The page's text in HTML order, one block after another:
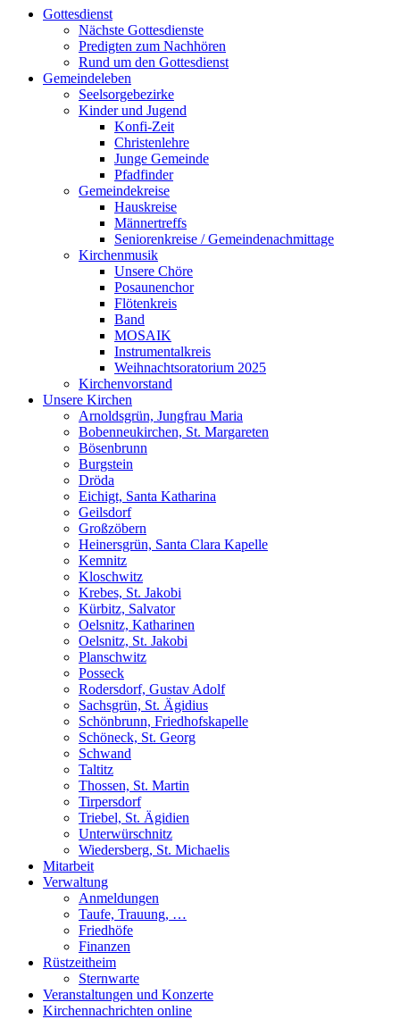
Gottesdienst
Nächste Gottesdienste
Predigten zum Nachhören
Rund um den Gottesdienst
Gemeindeleben
Seelsorgebezirke
Kinder und Jugend
Konfi-Zeit
Christenlehre
Junge Gemeinde
Pfadfinder
Gemeindekreise
Hauskreise
Männertreffs
Seniorenkreise / Gemeindenachmittage
Kirchenmusik
Unsere Chöre
Posaunenchor
Flötenkreis
Band
MOSAIK
Instrumentalkreis
Weihnachtsoratorium 2025
Kirchenvorstand
Unsere Kirchen
Arnoldsgrün, Jungfrau Maria
Bobenneukirchen, St. Margareten
Bösenbrunn
Burgstein
Dröda
Eichigt, Santa Katharina
Geilsdorf
Großzöbern
Heinersgrün, Santa Clara Kapelle
Kemnitz
Kloschwitz
Krebes, St. Jakobi
Kürbitz, Salvator
Oelsnitz, Katharinen
Oelsnitz, St. Jakobi
Planschwitz
Posseck
Rodersdorf, Gustav Adolf
Sachsgrün, St. Ägidius
Schönbrunn, Friedhofskapelle
Schöneck, St. Georg
Schwand
Taltitz
Thossen, St. Martin
Tirpersdorf
Triebel, St. Ägidien
Unterwürschnitz
Wiedersberg, St. Michaelis
Mitarbeit
Verwaltung
Anmeldungen
Taufe, Trauung, …
Friedhöfe
Finanzen
Rüstzeitheim
Sternwarte
Veranstaltungen und Konzerte
Kirchennachrichten online